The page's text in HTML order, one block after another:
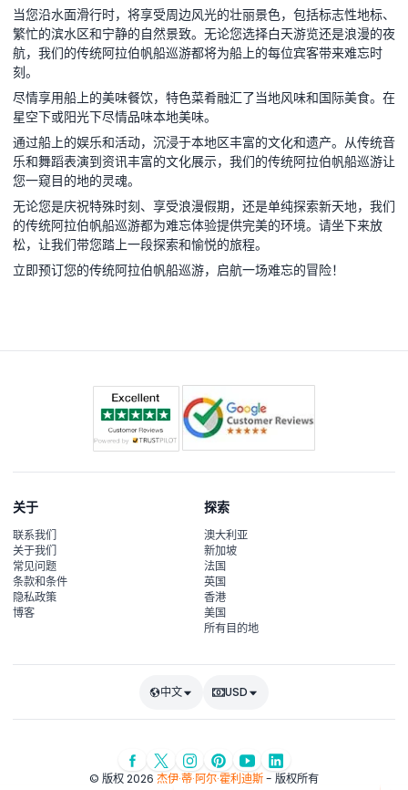
当您沿水面滑行时，将享受周边风光的壮丽景色，包括标志性地标、
繁忙的滨水区和宁静的自然景致。无论您选择白天游览还是浪漫的夜
航，我们的传统阿拉伯帆船巡游都将为船上的每位宾客带来难忘时
刻。
尽情享用船上的美味餐饮，特色菜肴融汇了当地风味和国际美食。在
星空下或阳光下尽情品味本地美味。
通过船上的娱乐和活动，沉浸于本地区丰富的文化和遗产。从传统音
乐和舞蹈表演到资讯丰富的文化展示，我们的传统阿拉伯帆船巡游让
您一窥目的地的灵魂。
无论您是庆祝特殊时刻、享受浪漫假期，还是单纯探索新天地，我们
的传统阿拉伯帆船巡游都为难忘体验提供完美的环境。请坐下来放
松，让我们带您踏上一段探索和愉悦的旅程。
立即预订您的传统阿拉伯帆船巡游，启航一场难忘的冒险！
关于
联系我们
关于我们
常见问题
条款和条件
隐私政策
博客
探索
澳大利亚
新加坡
法国
英国
香港
美国
所有目的地
中文 USD
© 版权 2026 杰伊·蒂·阿尔·霍利迪斯- 版权所有